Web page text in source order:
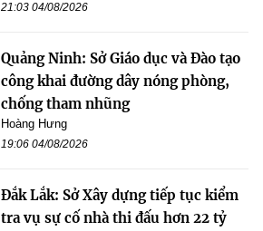
21:03 04/08/2026
Quảng Ninh: Sở Giáo dục và Đào tạo
công khai đường dây nóng phòng,
chống tham nhũng
Hoàng Hưng
19:06 04/08/2026
Đắk Lắk: Sở Xây dựng tiếp tục kiểm
tra vụ sự cố nhà thi đấu hơn 22 tỷ